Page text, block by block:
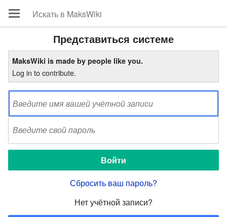
Представиться системе
MaksWiki is made by people like you.
Log in to contribute.
Сбросить ваш пароль?
Нет учётной записи?